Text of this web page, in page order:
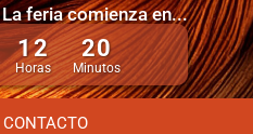
La feria comienza en...
12
Horas
20
Minutos
CONTACTO